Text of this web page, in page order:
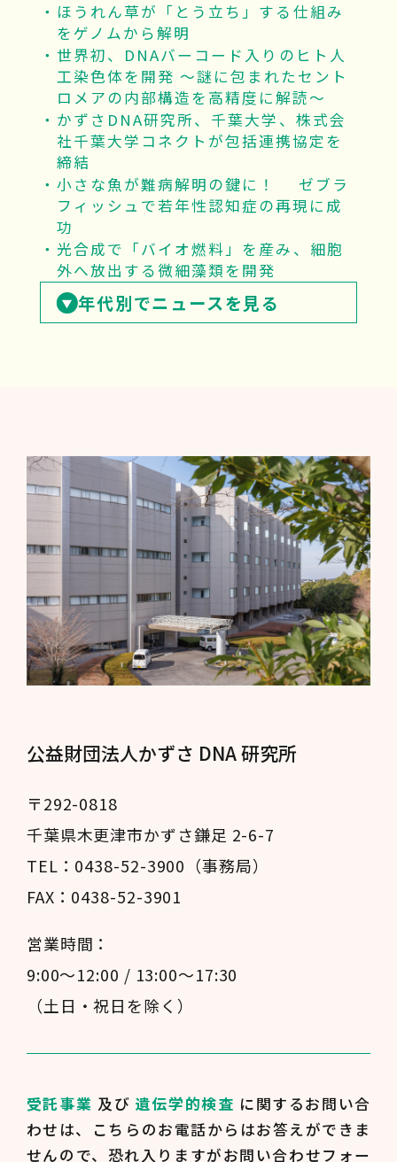
ほうれん草が「とう立ち」する仕組み
をゲノムから解明
世界初、DNAバーコード入りのヒト人
工染色体を開発 ～謎に包まれたセント
ロメアの内部構造を高精度に解読～
かずさDNA研究所、千葉大学、株式会
社千葉大学コネクトが包括連携協定を
締結
小さな魚が難病解明の鍵に！ ゼブラ
フィッシュで若年性認知症の再現に成
功
光合成で「バイオ燃料」を産み、細胞
外へ放出する微細藻類を開発
年代別でニュースを見る
公益財団法人かずさ DNA 研究所
〒292-0818
千葉県木更津市かずさ鎌足 2-6-7
TEL：0438-52-3900（事務局）
FAX：0438-52-3901
営業時間：
9:00～12:00 / 13:00～17:30
（土日・祝日を除く）
受託事業 及び 遺伝学的検査 に関するお問い合
わせは、
こちらのお電話からはお答えができま
せんので、 恐れ入りますがお問い合わせフォー